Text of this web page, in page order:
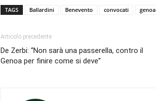
TAGS Ballardini Benevento convocati genoa
Articolo precedente
De Zerbi: “Non sarà una passerella, contro il
Genoa per finire come si deve”